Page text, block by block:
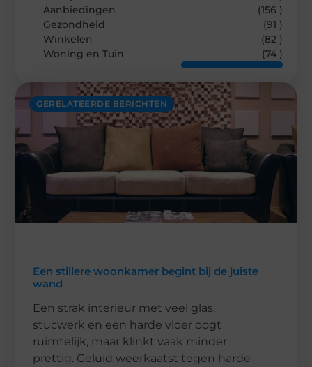
GERELATEERDE BERICHTEN
Een stillere woonkamer begint bij de juiste
wand
Een strak interieur met veel glas,
stucwerk en een harde vloer oogt
ruimtelijk, maar klinkt vaak minder
prettig. Geluid weerkaatst tegen harde
Aanbiedingen
(156 )
Gezondheid
(91 )
Winkelen
(82 )
Woning en Tuin
(74 )